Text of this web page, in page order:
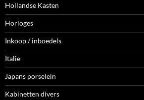
Hollandse Kasten
Horloges
Inkoop / inboedels
Italie
Japans porselein
Kabinetten divers